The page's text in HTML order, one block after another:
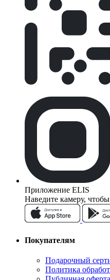
Приложение ELIS
Наведите камеру,
Покупателям
Подарочный
Политика